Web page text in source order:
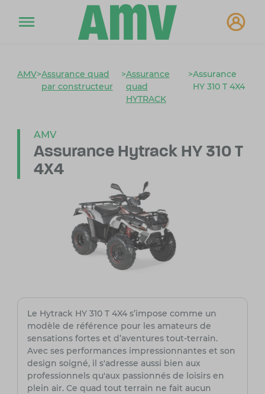
AMV>Assurance quad
par constructeur
>Assurance
quad
HYTRACK
>Assurance
HY 310 T 4X4
AMV
Assurance Hytrack HY 310 T
4X4
Le Hytrack HY 310 T 4X4 s’impose comme un
modèle de référence pour les amateurs de
sensations fortes et d’aventures tout-terrain.
Avec ses performances impressionnantes et son
design soigné, il s'adresse aussi bien aux
professionnels qu'aux passionnés de loisirs en
plein air. Ce quad tout terrain ne fait aucun